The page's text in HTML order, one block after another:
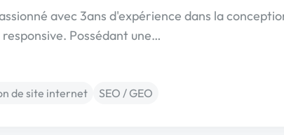
avec 3ans d'expérience dans la
Possédant une…
de site internet SEO / GEO